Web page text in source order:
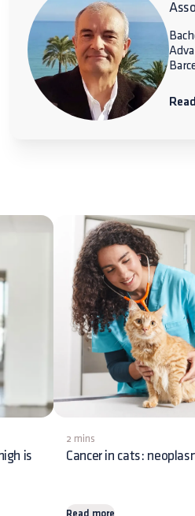
is
2 mins
Cancer in cats:
Read more